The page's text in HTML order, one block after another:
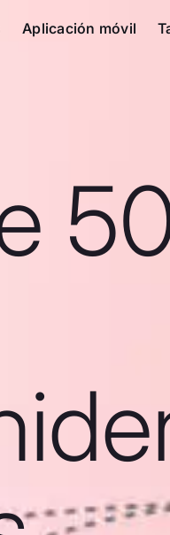
Aplicación móvil